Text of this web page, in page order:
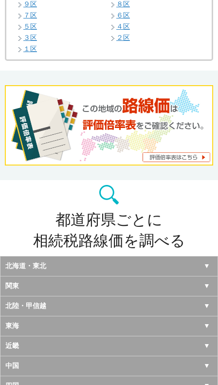
９区
８区
７区
６区
５区
４区
３区
２区
１区
都道府県ごとに
相続税路線価を調べる
北海道・東北
北海道
青森県
岩手県
宮城県
秋田県
山形県
関東
東京都
神奈川県
千葉県
埼玉県
北陸・甲信越
山梨県
長野県
新潟県
東海
愛知県
岐阜県
近畿
大阪府
中国